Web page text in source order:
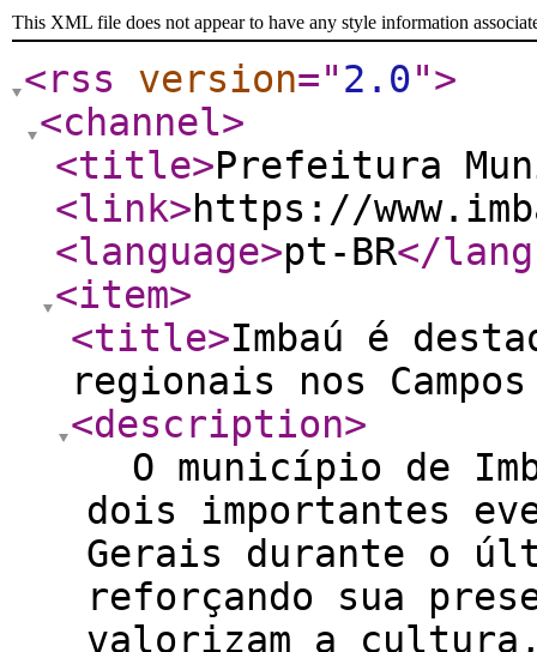
This XML file does not appear to have any style information
<rss version="2.0">
<channel>
<title>Prefeitura
<link>https://
<language>pt-BR</
<item>
<title>Imbaú é
regionais nos
<description>
O município de
dois importantes
Gerais durante o
reforçando sua
valorizam a